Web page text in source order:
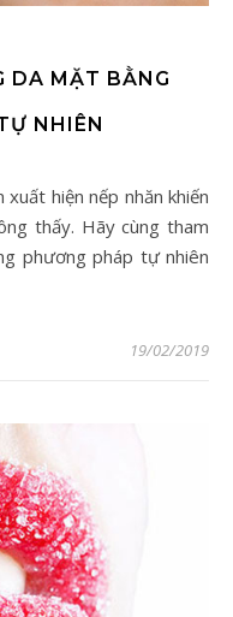
DA MẶT BẰNG
NHIÊN
thấy. Hãy cùng tham
phương pháp tự nhiên
19/02/2019